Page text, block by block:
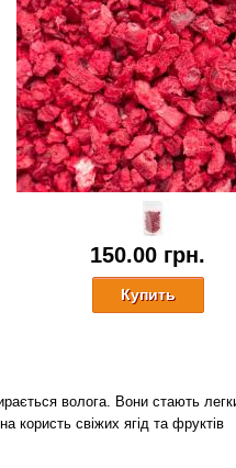
150.00 грн.
волога. Вони стають
користь свіжих ягід та фруктів